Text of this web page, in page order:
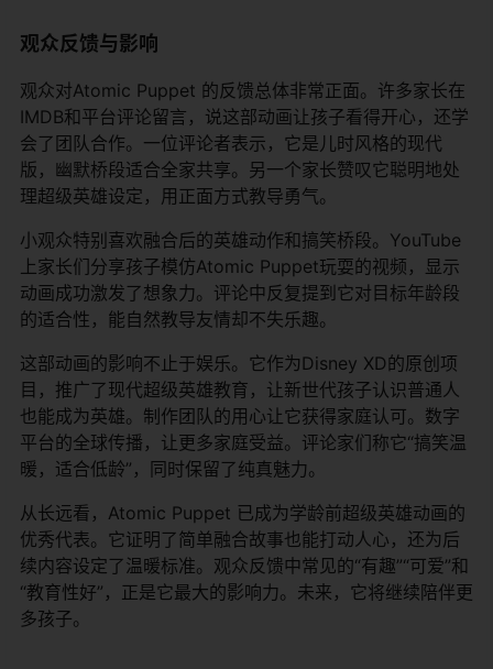
观众反馈与影响
观众对Atomic Puppet 的反馈总体非常正面。许多家长在
IMDB和平台评论留言，说这部动画让孩子看得开心，还学
会了团队合作。一位评论者表示，它是儿时风格的现代
版，幽默桥段适合全家共享。另一个家长赞叹它聪明地处
理超级英雄设定，用正面方式教导勇气。
小观众特别喜欢融合后的英雄动作和搞笑桥段。YouTube
上家长们分享孩子模仿Atomic Puppet玩耍的视频，显示
动画成功激发了想象力。评论中反复提到它对目标年龄段
的适合性，能自然教导友情却不失乐趣。
这部动画的影响不止于娱乐。它作为Disney XD的原创项
目，推广了现代超级英雄教育，让新世代孩子认识普通人
也能成为英雄。制作团队的用心让它获得家庭认可。数字
平台的全球传播，让更多家庭受益。评论家们称它“搞笑温
暖，适合低龄”，同时保留了纯真魅力。
从长远看，Atomic Puppet 已成为学龄前超级英雄动画的
优秀代表。它证明了简单融合故事也能打动人心，还为后
续内容设定了温暖标准。观众反馈中常见的“有趣”“可爱”和
“教育性好”，正是它最大的影响力。未来，它将继续陪伴更
多孩子。